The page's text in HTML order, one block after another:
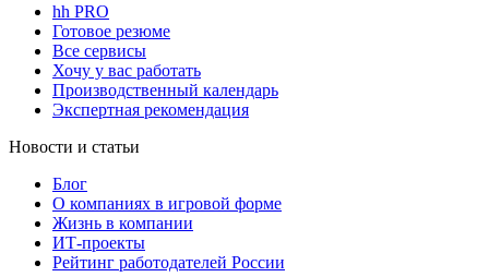
hh PRO
Готовое резюме
Все сервисы
Хочу у вас работать
Производственный календарь
Экспертная рекомендация
Новости и статьи
Блог
О компаниях в игровой форме
Жизнь в компании
ИТ-проекты
Рейтинг работодателей России